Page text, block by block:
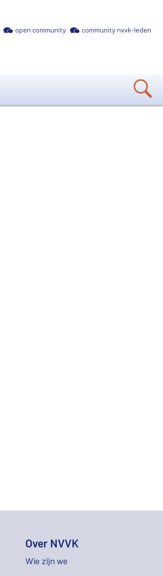
open community community nvvk-leden
Over NVVK
Wie zijn we